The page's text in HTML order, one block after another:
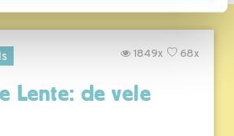
68x
1849x
Lente: de vele